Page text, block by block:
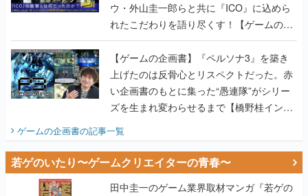
ウ・外山圭一郎らと共に『ICO』に込めら
れたこだわりを語り尽くす！【ゲームの企
画書】
【ゲームの企画書】『ペルソナ3』を築き
上げたのは反骨心とリスペクトだった。赤
い企画書のもとに集った“愚連隊”がシリー
ズを生まれ変わらせるまで【橋野桂インタ
ビュー】
ゲームの企画書の記事一覧
若ゲのいたり〜ゲームクリエイターの青春〜
田中圭一のゲーム業界取材マンガ『若ゲの